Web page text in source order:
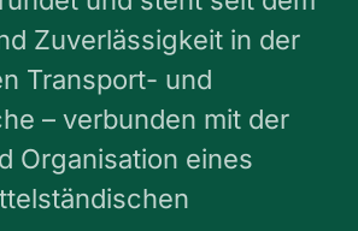
Zuverlässigkeit in der
Transport- und
– verbunden mit der
Organisation eines